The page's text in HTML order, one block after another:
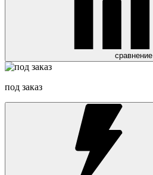
сравнение
под заказ